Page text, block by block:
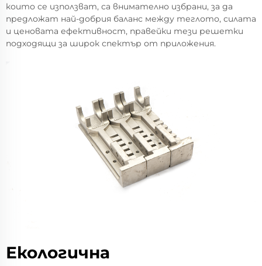
които се използват, са внимателно избрани, за да
предложат най-добрия баланс между теглото, силата
и ценовата ефективност, правейки тези решетки
подходящи за широк спектър от приложения.
Екологична